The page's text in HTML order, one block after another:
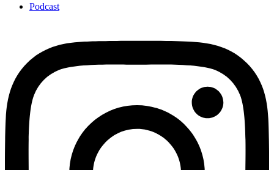
Podcast